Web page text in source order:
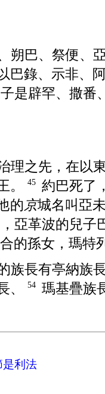
朔巴、 祭便、
巴錄、 示非、
是辟罕、 撒番、
理之先，在以
。 45 約巴死了，
的 京城名叫亞
亞革波的兒子
的孫女， 瑪特
族長有亭納族長
、 54 瑪基疊族
是利法